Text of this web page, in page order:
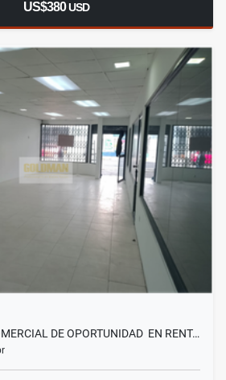
US$380USD
DE OPORTUNIDAD EN RENT…